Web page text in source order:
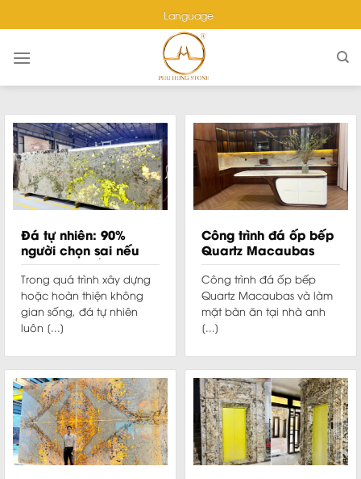
to
content
Đá tự nhiên: 90%
người chọn sai nếu
chưa biết điều này
Trong quá trình xây dựng
hoặc hoàn thiện không
gian sống, đá tự nhiên
luôn [...]
Công trình đá ốp bếp
Quartz Macaubas
nhà anh Hoàng
Công trình đá ốp bếp
Quartz Macaubas và làm
mặt bàn ăn tại nhà anh
[...]
Language